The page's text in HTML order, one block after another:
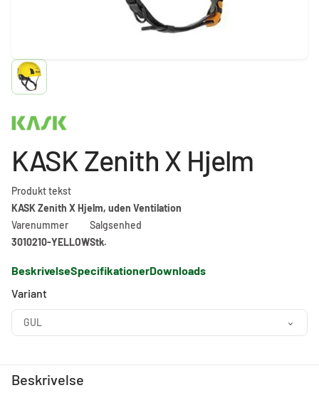
KASK Zenith X Hjelm
Produkt tekst
KASK Zenith X Hjelm, uden Ventilation
Varenummer
3010210-YELLOW
Salgsenhed
Stk.
BeskrivelseSpecifikationerDownloads
Variant
GUL
Beskrivelse